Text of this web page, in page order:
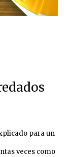
para un
veces como